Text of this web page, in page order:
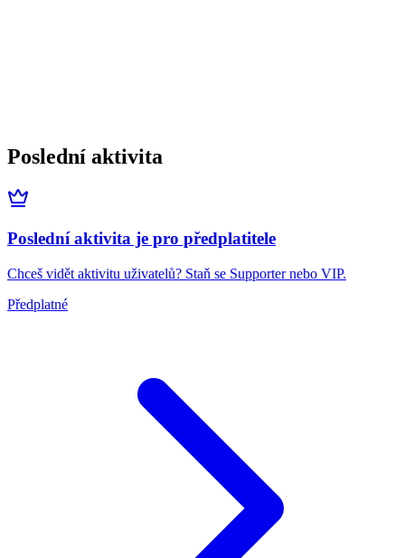
Poslední aktivita
Poslední aktivita je pro předplatitele
Chceš vidět aktivitu uživatelů? Staň se Supporter nebo VIP.
Předplatné